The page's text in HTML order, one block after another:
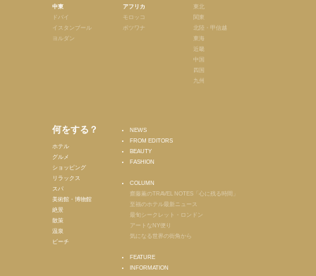
中東
ドバイ
イスタンブール
ヨルダン
アフリカ
モロッコ
ボツワナ
東北
関東
北陸・甲信越
東海
近畿
中国
四国
九州
何をする？
ホテル
グルメ
ショッピング
リラックス
スパ
美術館・博物館
絶景
散策
温泉
ビーチ
NEWS
FROM EDITORS
BEAUTY
FASHION
COLUMN
齋藤薫のTRAVEL NOTES「心に残る時間」
至福のホテル最新ニュース
最旬シークレット・ロンドン
アートなNY便り
気になる世界の街角から
FEATURE
INFORMATION